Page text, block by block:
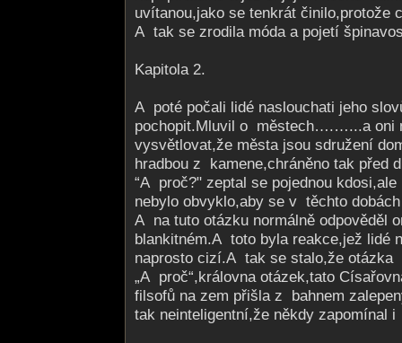
uvítanou,jako se tenkrát činilo,protože
A tak se zrodila móda a pojetí
Kapitola 2.
A poté počali lidé naslouchati jeho
pochopit.Mluvil o městech….…...a oni
vysvětlovat,že města jsou sdružení
hradbou z kamene,chráněno tak před
“A proč?" zeptal se pojednou
nebylo obvyklo,aby se v těchto
A na tuto otázku normálně odpověděl
blankitném.A toto byla reakce,jež lidé
naprosto cizí.A tak se stalo,že otázka
„A proč“,královna otázek,tato
filsofů na zem přišla z bahnem
tak neinteligentní,že někdy zapomínal